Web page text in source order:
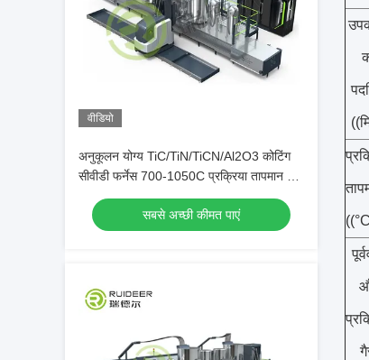
वीडियो
अनुकूलन योग्य TiC/TiN/TiCN/Al2O3 कोटिंग
सीवीडी फर्नेस 700-1050C प्रक्रिया तापमान के
सबसे अच्छी कीमत पाएं